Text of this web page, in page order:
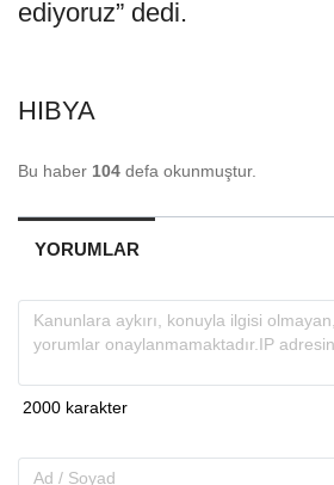
ediyoruz” dedi.
HIBYA
Bu haber 104 defa okunmuştur.
YORUMLAR